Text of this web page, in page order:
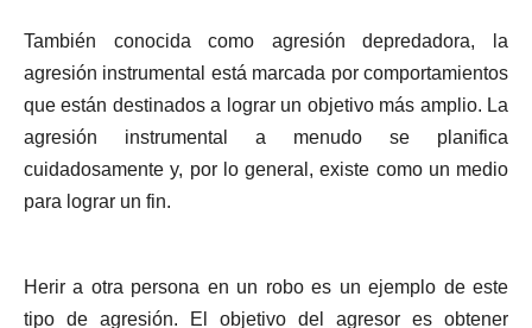
También conocida como agresión depredadora, la
agresión instrumental está marcada por comportamientos
que están destinados a lograr un objetivo más amplio. La
agresión instrumental a menudo se planifica
cuidadosamente y, por lo general, existe como un medio
para lograr un fin.
Herir a otra persona en un robo es un ejemplo de este
tipo de agresión. El objetivo del agresor es obtener